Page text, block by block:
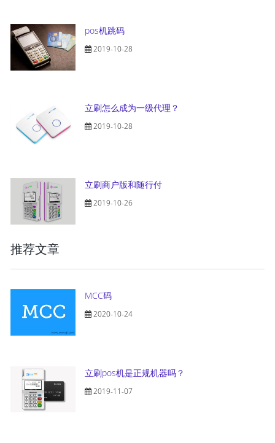
pos机跳码
2019-10-28
立刷怎么成为一级代理？
2019-10-28
立刷商户版和随行付
2019-10-26
推荐文章
MCC码
2020-10-24
立刷pos机是正规机器吗？
2019-11-07